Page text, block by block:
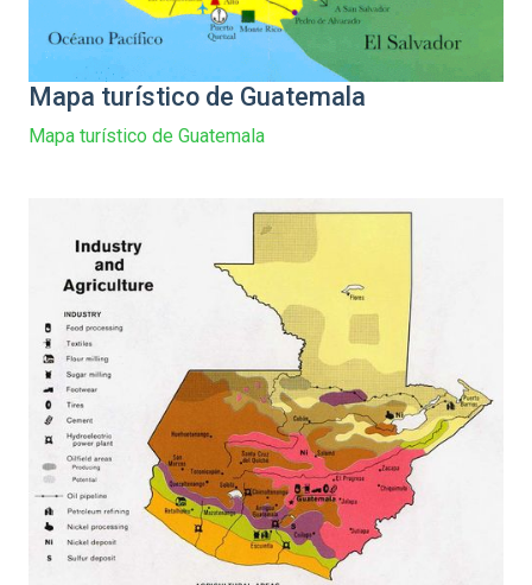
Mapa turístico de Guatemala
Mapa turístico de Guatemala